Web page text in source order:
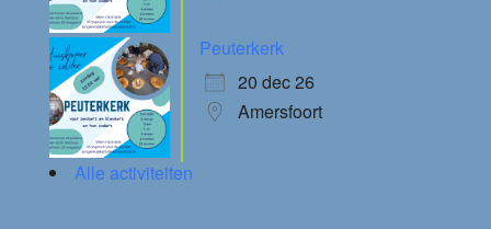
Peuterkerk
20 dec 26
Amersfoort
Alle activiteiten